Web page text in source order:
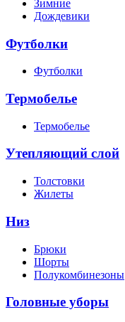
Зимние
Дождевики
Футболки
Футболки
Термобелье
Термобелье
Утепляющий слой
Толстовки
Жилеты
Низ
Брюки
Шорты
Полукомбинезоны
Головные уборы